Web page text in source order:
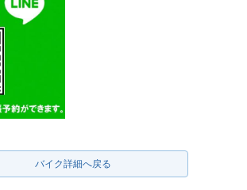
バイク詳細へ戻る